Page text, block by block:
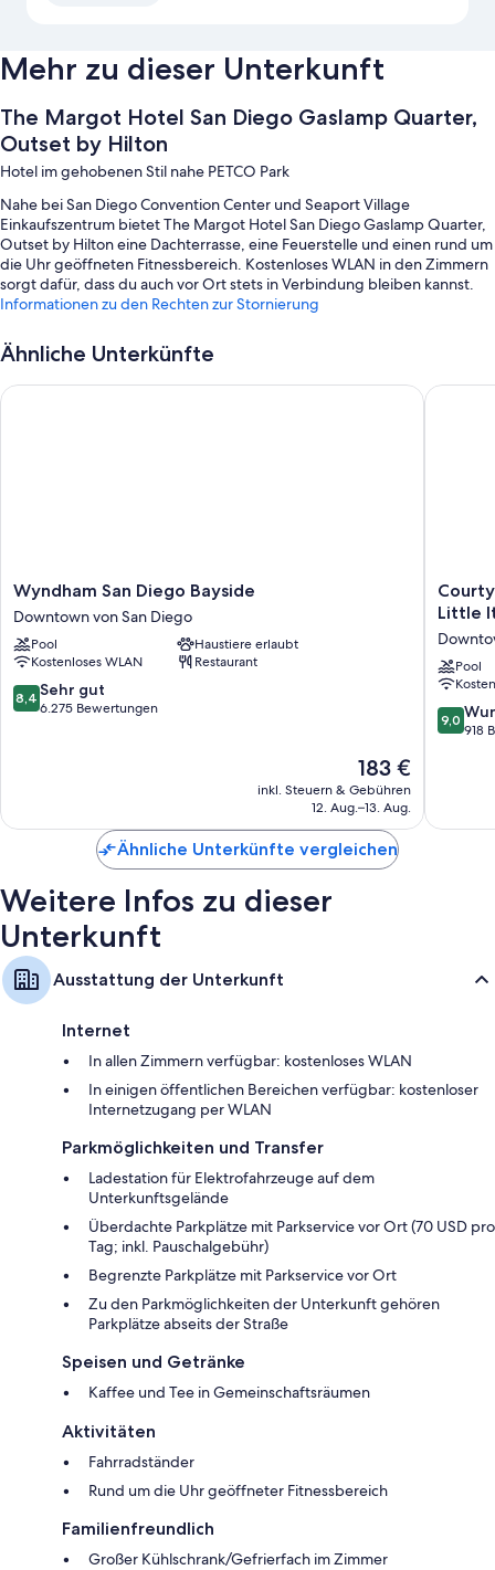
Mehr zu dieser Unterkunft
The Margot Hotel San Diego Gaslamp Quarter,
Outset by Hilton
Hotel im gehobenen Stil nahe PETCO Park
Nahe bei San Diego Convention Center und Seaport Village
Einkaufszentrum bietet The Margot Hotel San Diego Gaslamp Quarter,
Outset by Hilton eine Dachterrasse, eine Feuerstelle und einen rund um
die Uhr geöffneten Fitnessbereich. Kostenloses WLAN in den Zimmern
sorgt dafür, dass du auch vor Ort stets in Verbindung bleiben kannst.
Während deines Aufenthalts erwarten dich außerdem die folgenden
und Express-Check-in
laptopgeeignete Arbeitsplätze und eine Klimaanlage.
Zusätzliche Annehmlichkeiten sind unter anderem:
Allergikerbettwaren und Betten mit Pillowtop-Matratzen
Badezimmer mit Duschwannen
55-Zoll-Flachbildfernseher mit Netflix, Hulu und Streaming-
Küchen, große Kühlschränke/Gefrierfächer und Mikrowellen
Informationen zu den Rechten zur Stornierung
Ähnliche Unterkünfte
Wyndham
San
Diego
Bayside
Downtown
von
San
Wyndham San Diego Bayside
Downtown von San Diego
Pool
Haustiere erlaubt
Kostenloses WLAN
Restaurant
8.4
von
8,4 Sehr gut
6.275 Bewertungen
Der
Preis
beträgt
183 €
inkl. Steuern & Gebühren
12. Aug.–13. Aug.
Wyndham San Diego Bayside
by
San
Diego
Little
Italy
Little
Pool
9.0
von
9,0
918
Ähnliche Unterkünfte vergleichen
Weitere Infos zu dieser
Unterkunft
Ausstattung der Unterkunft
Internet
In allen Zimmern verfügbar: kostenloses WLAN
In einigen öffentlichen Bereichen verfügbar: kostenloser
Internetzugang per WLAN
Parkmöglichkeiten und Transfer
Ladestation für Elektrofahrzeuge auf dem
Unterkunftsgelände
Überdachte Parkplätze mit Parkservice vor Ort (70 USD pro
Tag; inkl. Pauschalgebühr)
Begrenzte Parkplätze mit Parkservice vor Ort
Zu den Parkmöglichkeiten der Unterkunft gehören
Parkplätze abseits der Straße
Speisen und Getränke
Kaffee und Tee in Gemeinschaftsräumen
Aktivitäten
Fahrradständer
Rund um die Uhr geöffneter Fitnessbereich
Familienfreundlich
Großer Kühlschrank/Gefrierfach im Zimmer